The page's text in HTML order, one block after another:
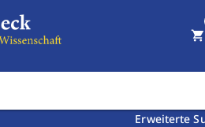
Erweiterte
shopping_cart